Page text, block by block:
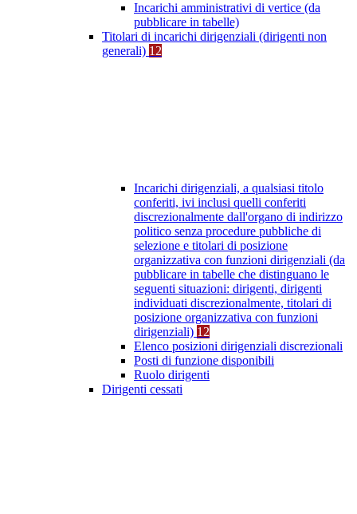
Incarichi amministrativi di vertice (da
pubblicare in tabelle)
Titolari di incarichi dirigenziali (dirigenti non
generali) 12
Incarichi dirigenziali, a qualsiasi titolo
conferiti, ivi inclusi quelli conferiti
discrezionalmente dall'organo di indirizzo
politico senza procedure pubbliche di
selezione e titolari di posizione
organizzativa con funzioni dirigenziali (da
pubblicare in tabelle che distinguano le
seguenti situazioni: dirigenti, dirigenti
individuati discrezionalmente, titolari di
posizione organizzativa con funzioni
dirigenziali) 12
Elenco posizioni dirigenziali discrezionali
Posti di funzione disponibili
Ruolo dirigenti
Dirigenti cessati